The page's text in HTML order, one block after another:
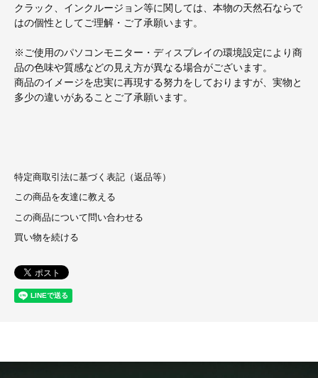
クラック、インクルージョン等に関しては、本物の天然石ならで
はの個性としてご理解・ご了承願います。
※ご使用のパソコンモニター・ディスプレイの環境設定により商
品の色味や質感などの見え方が異なる場合がございます。
商品のイメージを忠実に再現する努力をしておりますが、実物と
多少の違いがあることご了承願います。
特定商取引法に基づく表記（返品等）
この商品を友達に教える
この商品について問い合わせる
買い物を続ける